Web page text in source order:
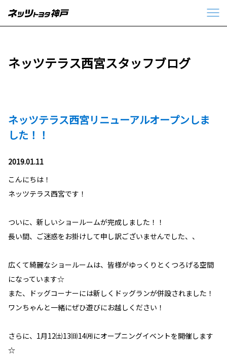
ネッツテラス西宮スタッフブログ
ネッツテラス西宮リニューアルオープンしま
した！！
2019.01.11
こんにちは！
ネッツテラス西宮です！
ついに、新しいショールームが完成しました！！
長い間、ご迷惑をお掛けして申し訳ございませんでした、、
広くて綺麗なショールームは、皆様がゆっくりとくつろげる空間
になっています☆
また、ドッグコーナーには新しくドッグランが併設されました！
ワンちゃんと一緒にぜひ遊びにお越しください！
さらに、1月12㈯13㈰14㈪にオープニングイベントを開催します
☆